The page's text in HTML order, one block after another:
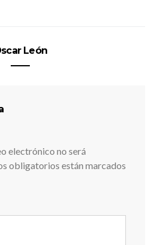
León
electrónico no será
obligatorios están marcados